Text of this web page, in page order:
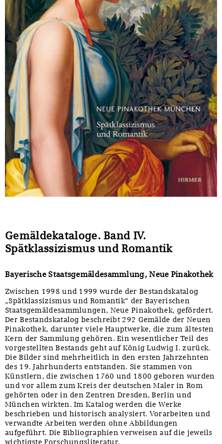
Gemäldekataloge. Band IV.
Spätklassizismus und Romantik
Bayerische Staatsgemäldesammlung, Neue Pinakothek
Zwischen 1998 und 1999 wurde der Bestandskatalog
„Spätklassizismus und Romantik“ der Bayerischen
Staatsgemäldesammlungen, Neue Pinakothek, gefördert.
Der Bestandskatalog beschreibt 292 Gemälde der Neuen
Pinakothek, darunter viele Hauptwerke, die zum ältesten
Kern der Sammlung gehören. Ein wesentlicher Teil des
vorgestellten Bestands geht auf König Ludwig I. zurück.
Die Bilder sind mehrheitlich in den ersten Jahrzehnten
des 19. Jahrhunderts entstanden. Sie stammen von
Künstlern, die zwischen 1760 und 1800 geboren wurden
und vor allem zum Kreis der deutschen Maler in Rom
gehörten oder in den Zentren Dresden, Berlin und
München wirkten. Im Katalog werden die Werke
beschrieben und historisch analysiert. Vorarbeiten und
verwandte Arbeiten werden ohne Abbildungen
aufgeführt. Die Bibliographien verweisen auf die jeweils
wichtigste Forschungsliteratur.
Sonstiges